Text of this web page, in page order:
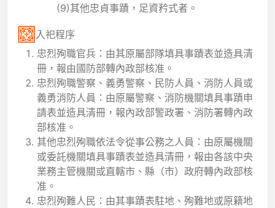
(9)其他忠貞事蹟，足資矜式者。
入祀程序
忠烈殉職官兵：由其原屬部隊填具事蹟表並造具清
冊，報由國防部轉內政部核准。
忠烈殉職警察、義勇警察、民防人員、消防人員或
義勇消防人員：由原屬警察、消防機關填具事蹟申
請表並造具清冊，報內政部警政署、消防署轉內政
部核准。
其他忠烈殉職依法令從事公務之人員：由原屬機關
或委託機關填具事蹟表並造具清冊，報由各該中央
業務主管機關或直轄市、縣（市）政府轉內政部核
准。
忠烈殉難人民：由其事蹟表駐地、殉難地或原籍地